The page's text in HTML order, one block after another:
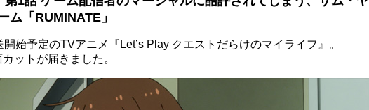
ム「RUMINATE」
始予定のTVアニメ『Let’s Play クエストだらけのマイライフ』。
ットが届きました。